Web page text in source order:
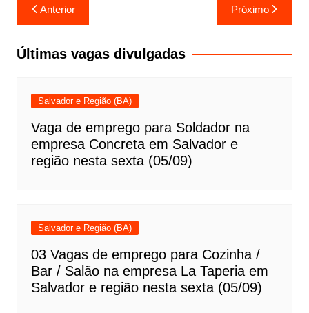
de
Post
Anterior Próximo
Últimas vagas divulgadas
Salvador e Região (BA)
Vaga de emprego para Soldador na
empresa Concreta em Salvador e
região nesta sexta (05/09)
Salvador e Região (BA)
03 Vagas de emprego para Cozinha /
Bar / Salão na empresa La Taperia em
Salvador e região nesta sexta (05/09)